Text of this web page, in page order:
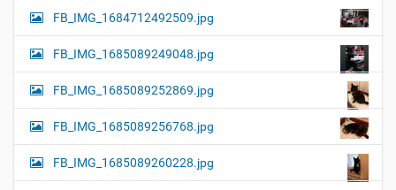
FB_IMG_1684712492509.jpg
FB_IMG_1685089249048.jpg
FB_IMG_1685089252869.jpg
FB_IMG_1685089256768.jpg
FB_IMG_1685089260228.jpg